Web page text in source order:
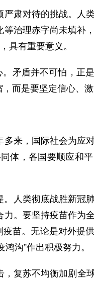
肃对待的挑战。人
治理赤字尚未填补
具有重要意义。
矛盾并不可怕，正
而是要坚定信心、激
来，国际社会为应
体，各国要顺应和
人类彻底战胜新冠
。要坚持疫苗作为
苗。无论是对外提
沟”作出积极努力。
复苏不均衡加剧全